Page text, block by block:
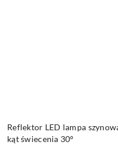
Reflektor LED lampa
kąt świecenia 30°